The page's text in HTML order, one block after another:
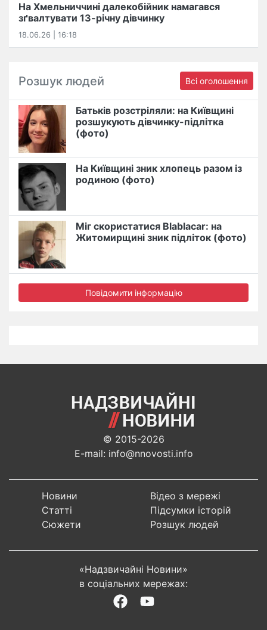
На Хмельниччині далекобійник намагався
зґвалтувати 13-річну дівчинку
18.06.26 | 16:18
Розшук людей Всі оголошення
Батьків розстріляли: на Київщині
розшукують дівчинку-підлітка
(фото)
На Київщині зник хлопець разом із
родиною (фото)
Міг скористатися Blablacar: на
Житомирщині зник підліток (фото)
Повідомити інформацію
© 2015-2026
E-mail: info@nnovosti.info
Новини
Статті
Сюжети
Відео з мережі
Підсумки історій
Розшук людей
«Надзвичайні Новини»
в соціальних мережах: